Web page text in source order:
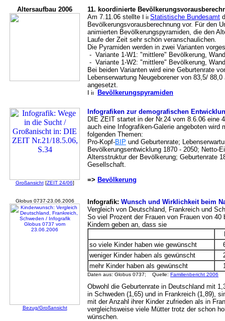
Altersaufbau 2006
11. koordinierte
Am 7.11.06 stellte
Statistische Bundesamt
Bevölkerungsvorausberechnung vor. Für den
animierten Bevölkerungspyramiden, die den
Laufe der Zeit sehr schön veranschaulichen.
Die Pyramiden werden in zwei Varianten
- Variante 1-W1: "mittlere" Bevölkerung,
- Variante 1-W2: "mittlere" Bevölkerung,
Bei beiden Varianten wird eine Geburtenrate
Lebenserwartung Neugeborener von 83,5/
angesetzt.
Bevölkerungspyramiden
Großansicht[ZEIT 24/06]
Infografiken zur demografischen
DIE ZEIT startet in der Nr.24 vom 8.6.06 eine
auch eine Infografiken-Galerie angeboten wird
folgenden Themen:
Pro-Kopf-BIP und Geburtenrate;
Bevölkerungsentwicklung 1870 - 2050; Netto-
Altersstruktur der Bevölkerung; Geburtenrate
Gesellschaft.
=> Bevölkerung
Globus 0737-23.06.2006
Bezug/Großansicht
Infografik: Wunsch und Wirklichkeit beim
Vergleich von Deutschland, Frankreich und
So viel Prozent der Frauen von Frauen von 40
Kindern geben an, dass sie
so viele Kinder haben wie gewünscht
weniger Kinder haben als gewünscht
mehr Kinder haben als gewünscht
Daten aus: Globus 0737; Quelle: Familienbericht 2006
Obwohl die Geburtenrate in Deutschland mit
in Schweden (1,65) und in Frankreich (1,89),
mit der Anzahl ihrer Kinder zufrieden als in
vergleichsweise viele Mütter trotz der schon
wünschen.